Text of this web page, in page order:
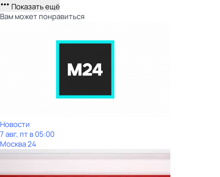
Показать ещё
Вам может понравиться
Новости
7 авг, пт в 05:00
Москва 24